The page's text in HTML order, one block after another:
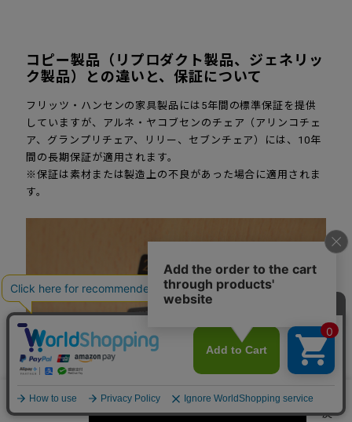
数量 カートに入れる
コピー製品（リプロダクト製品、ジェネリッ
ク製品）との違いと、保証について
フリッツ・ハンセンの家具製品には5年間の標準保証を提供
していますが、アルネ・ヤコブセンのチェア（アリンコチェ
ア、グランプリチェア、リリー、セブンチェア）には、10年
間の長期保証が適用されます。
※保証は素材または製造上の不良があった場合に適用されま
す。